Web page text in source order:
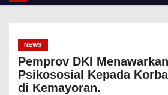
NEWS
Pemprov DKI
Psikososial Kepada
di Kemayoran.